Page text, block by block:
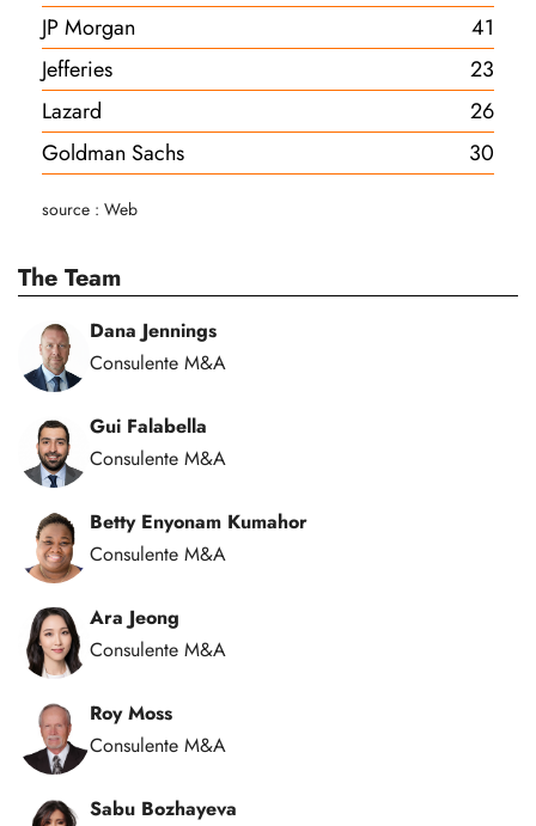
JP Morgan
41
Jefferies
23
Lazard
26
Goldman Sachs
30
source : Web
The Team
Dana Jennings
Consulente M&A
Gui Falabella
Consulente M&A
Betty Enyonam Kumahor
Consulente M&A
Ara Jeong
Consulente M&A
Roy Moss
Consulente M&A
Sabu Bozhayeva